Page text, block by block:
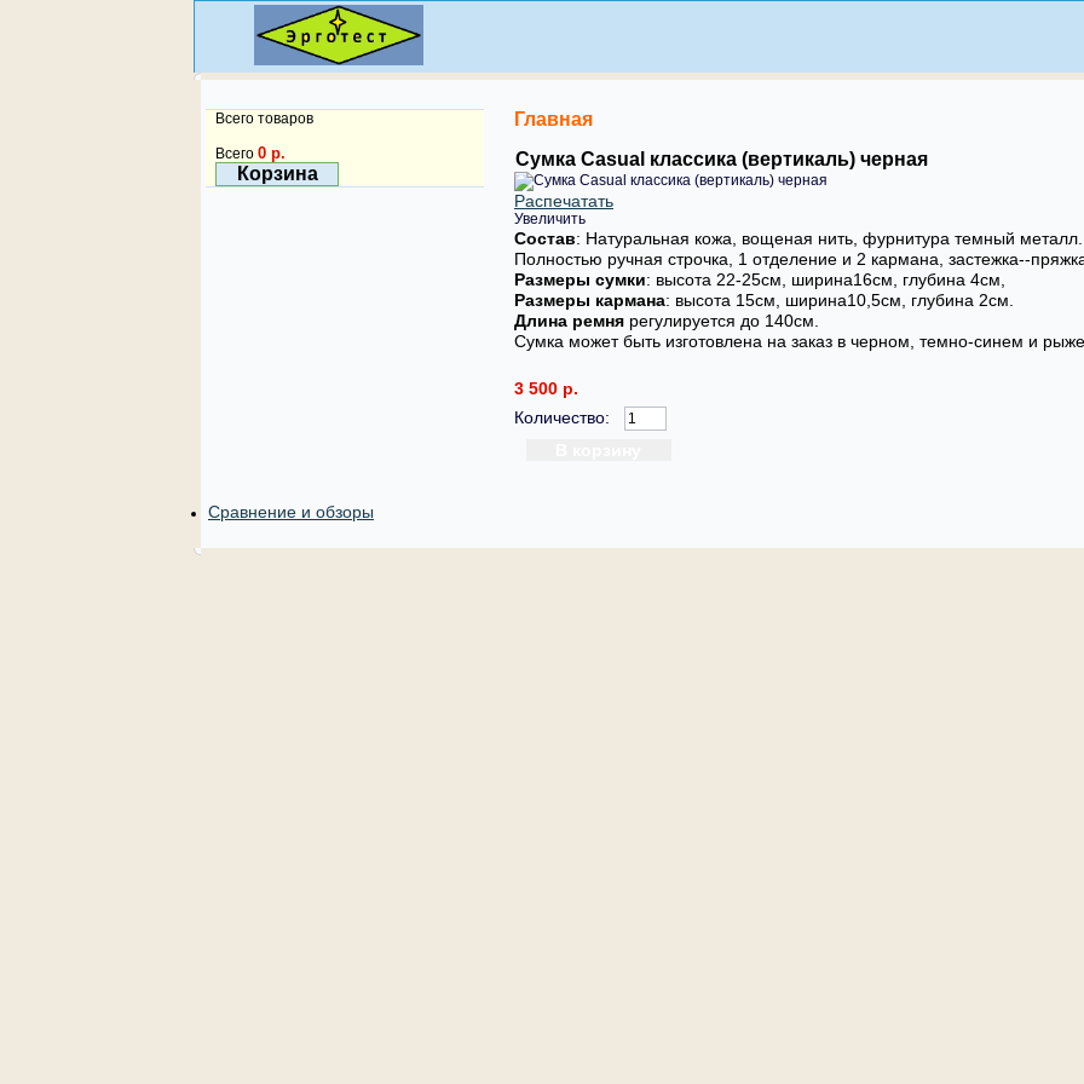
Всего товаров
Всего 0 р.
Корзина
Главная
Сумка Casual классика (вертикаль) черная
Распечатать
Увеличить
Состав: Натуральная кожа, вощеная нить, фурнитура темный металл.
Полностью ручная строчка, 1 отделение и 2 кармана, застежка--
Размеры сумки: высота 22-25см, ширина16см, глубина 4см,
Размеры кармана: высота 15см, ширина10,5см, глубина 2см.
Длина ремня регулируется до 140см.
Сумка может быть изготовлена на заказ в черном, темно-синем и
3 500 р.
Количество:
Сравнение и обзоры